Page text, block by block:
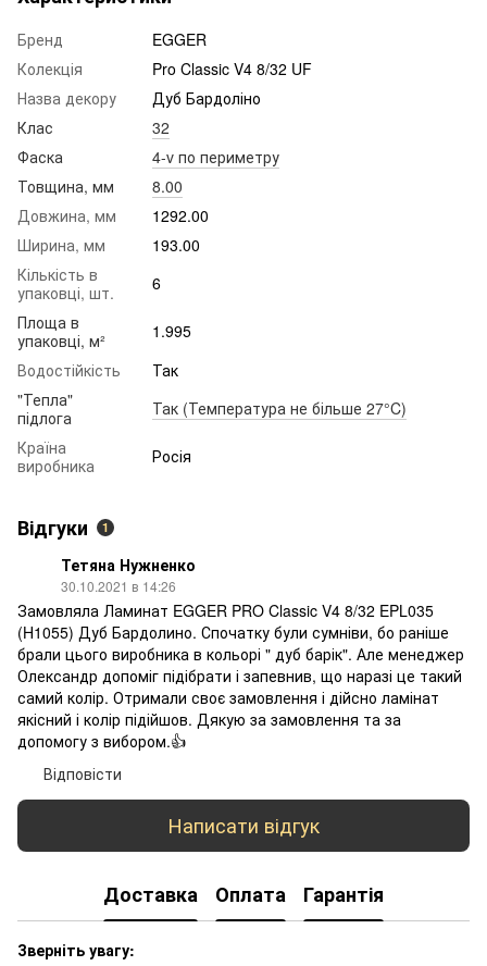
Бренд
EGGER
Колекція
Pro Classic V4 8/32 UF
Назва декору
Дуб Бардоліно
Клас
32
Фаска
4-v по периметру
Товщина, мм
8.00
Довжина, мм
1292.00
Ширина, мм
193.00
Кількість в
упаковці, шт.
6
Площа в
упаковці, м²
1.995
Водостійкість
Так
"Тепла"
підлога
Так (Температура не більше 27°C)
Країна
виробника
Росія
Відгуки 1
Тетяна Нужненко
30.10.2021 в 14:26
Замовляла Ламинат EGGER PRO Classic V4 8/32 EPL035
(H1055) Дуб Бардолино. Спочатку були сумніви, бо раніше
брали цього виробника в кольорі " дуб барік". Але менеджер
Олександр допоміг підібрати і запевнив, що наразі це такий
самий колір. Отримали своє замовлення і дійсно ламінат
якісний і колір підійшов. Дякую за замовлення та за
допомогу з вибором.👍
Відповісти
Написати відгук
Доставка Оплата Гарантія
Зверніть увагу: